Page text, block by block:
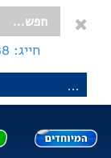
חייג: 03-5491188